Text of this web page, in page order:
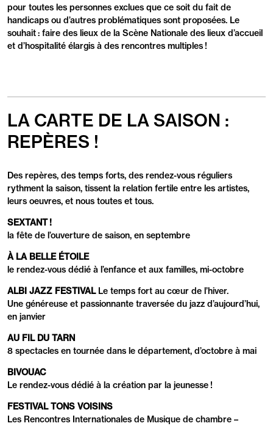
pour toutes les personnes exclues que ce soit du fait de
handicaps ou d’autres problématiques sont proposées. Le
souhait : faire des lieux de la Scène Nationale des lieux d’accueil
et d’hospitalité élargis à des rencontres multiples !
LA CARTE DE LA SAISON :
REPÈRES !
Des repères, des temps forts, des rendez-vous réguliers
rythment la saison, tissent la relation fertile entre les artistes,
leurs oeuvres, et nous toutes et tous.
SEXTANT !
la fête de l’ouverture de saison, en septembre
À LA BELLE ÉTOILE
le rendez-vous dédié à l’enfance et aux familles, mi-octobre
ALBI JAZZ FESTIVALLe temps fort au cœur de l’hiver.
Une généreuse et passionnante traversée du jazz d’aujourd’hui,
en janvier
AU FIL DU TARN
8 spectacles en tournée dans le département, d’octobre à mai
BIVOUAC
Le rendez-vous dédié à la création par la jeunesse !
FESTIVAL TONS VOISINS
Les Rencontres Internationales de Musique de chambre –